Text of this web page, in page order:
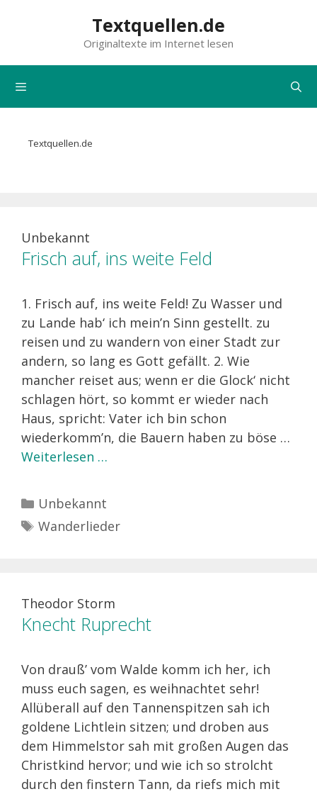
Textquellen.de
Originaltexte im Internet lesen
Textquellen.de
Unbekannt
Frisch auf, ins weite Feld
1. Frisch auf, ins weite Feld! Zu Wasser und
zu Lande hab‘ ich mein’n Sinn gestellt. zu
reisen und zu wandern von einer Stadt zur
andern, so lang es Gott gefällt. 2. Wie
mancher reiset aus; wenn er die Glock‘ nicht
schlagen hört, so kommt er wieder nach
Haus, spricht: Vater ich bin schon
wiederkomm’n, die Bauern haben zu böse …
Weiterlesen …
Kategorien
Unbekannt
Schlagwörter
Wanderlieder
Theodor Storm
Knecht Ruprecht
Von drauß’ vom Walde komm ich her, ich
muss euch sagen, es weihnachtet sehr!
Allüberall auf den Tannenspitzen sah ich
goldene Lichtlein sitzen; und droben aus
dem Himmelstor sah mit großen Augen das
Christkind hervor; und wie ich so strolcht
durch den finstern Tann, da riefs mich mit